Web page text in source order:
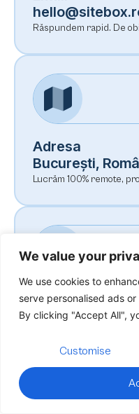
We value your
We use cookies to
serve personalised ads
By clicking "Accept All",
Customise
Răspundem rapid. De
Adresa
București,
Lucrăm 100% remote,
Disponibilitate
Luni – Vineri,
Trimite-ne un
Nu te costă nimic